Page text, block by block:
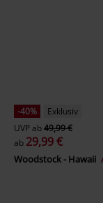
-40%
Exklusiv
UVPab49,99 €
ab 29,99 €
Woodstock - Hawaii